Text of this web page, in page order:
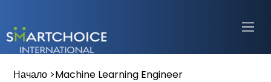
Начало >Machine Learning Engineer